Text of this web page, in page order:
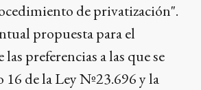
de privatización".
propuesta para el
preferencias a las que se
de la Ley Nº23.696 y la